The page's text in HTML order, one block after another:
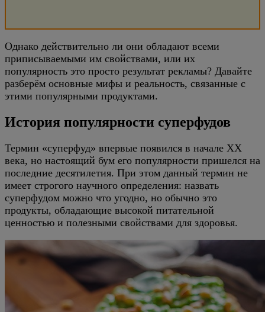
Однако действительно ли они обладают всеми
приписываемыми им свойствами, или их
популярность это просто результат рекламы? Давайте
разберём основные мифы и реальность, связанные с
этими популярными продуктами.
История популярности суперфудов
Термин «суперфуд» впервые появился в начале XX
века, но настоящий бум его популярности пришелся на
последние десятилетия. При этом данный термин не
имеет строгого научного определения: назвать
суперфудом можно что угодно, но обычно это
продукты, обладающие высокой питательной
ценностью и полезными свойствами для здоровья.